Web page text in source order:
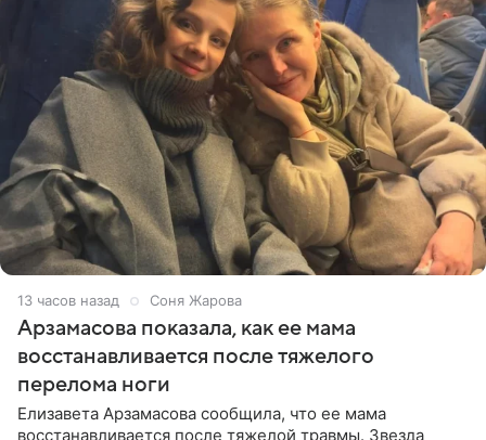
13 часов назад Соня Жарова
Арзамасова показала, как ее мама
восстанавливается после тяжелого
перелома ноги
Елизавета Арзамасова сообщила, что ее мама
восстанавливается после тяжелой травмы. Звезда